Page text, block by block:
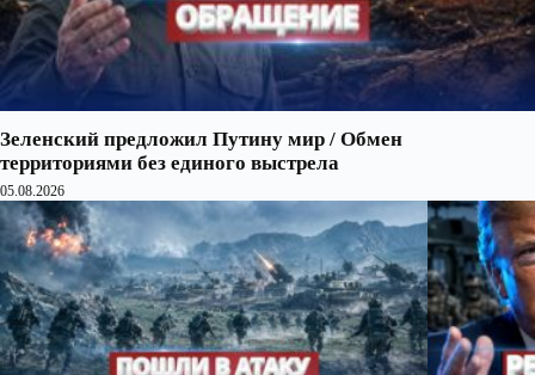
Зеленский предложил Путину мир / Обмен
территориями без единого выстрела
05.08.2026